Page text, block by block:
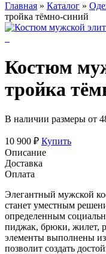
Главная » Каталог »
тройка тёмно-синий
Костюм
тройка
В наличии размеры от
10 900 ₽ Купить
Описание
Доставка
Оплата
Элегантный мужской
станет уместным
определенным
пиджак, брюки, жилет,
элементы выполнены из
позволит создать